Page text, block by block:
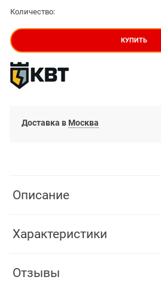
Количество:
КУПИТЬ
Доставка в Москва
Описание
Характеристики
Отзывы